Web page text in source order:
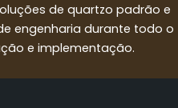
de quartzo padrão e
engenharia durante todo o
e implementação.